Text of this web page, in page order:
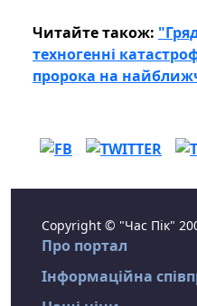
Читайте також:
техногенні
пророка на
Copyright © "Час Пік"
Про портал
Інформаційна